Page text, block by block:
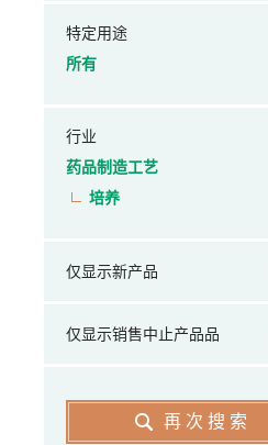
特定用途
所有
行业
药品制造工艺
培养
仅显示新产品
仅显示销售中止产品品
再次搜索